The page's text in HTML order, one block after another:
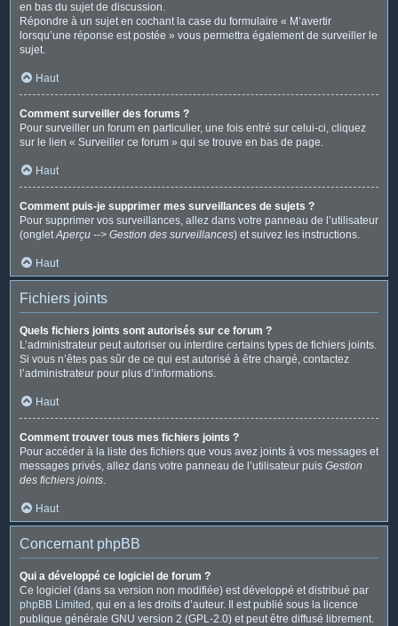
en bas du sujet de discussion.
Répondre à un sujet en cochant la case du formulaire « M’avertir
lorsqu’une réponse est postée » vous permettra également de surveiller le
sujet.
Haut
Comment surveiller des forums ?
Pour surveiller un forum en particulier, une fois entré sur celui-ci, cliquez
sur le lien « Surveiller ce forum » qui se trouve en bas de page.
Haut
Comment puis-je supprimer mes surveillances de sujets ?
Pour supprimer vos surveillances, allez dans votre panneau de l’utilisateur
(ongletAperçu --> Gestion des surveillances) et suivez les instructions.
Haut
Fichiers joints
Quels fichiers joints sont autorisés sur ce forum ?
L’administrateur peut autoriser ou interdire certains types de fichiers joints.
Si vous n’êtes pas sûr de ce qui est autorisé à être chargé, contactez
l’administrateur pour plus d’informations.
Haut
Comment trouver tous mes fichiers joints ?
Pour accéder à la liste des fichiers que vous avez joints à vos messages et
messages privés, allez dans votre panneau de l’utilisateur puis Gestion
des fichiers joints.
Haut
Concernant phpBB
Qui a développé ce logiciel de forum ?
Ce logiciel (dans sa version non modifiée) est développé et distribué par
phpBB Limited , qui en a les droits d’auteur. Il est publié sous la licence
publique générale GNU version 2 (GPL-2.0) et peut être diffusé librement.